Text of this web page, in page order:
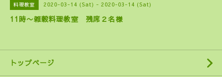
料理教室 2020-03-14 (Sat) - 2020-03-14 (Sat)
11時〜雑穀料理教室 残席２名様
トップページ